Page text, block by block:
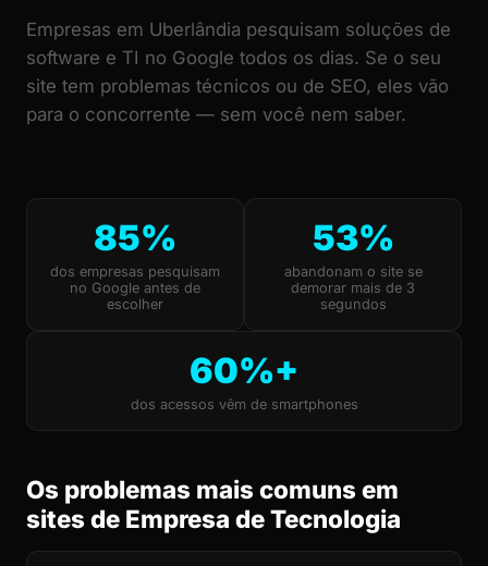
Empresas em Uberlândia pesquisam soluções de
software e TI no Google todos os dias. Se o seu
site tem problemas técnicos ou de SEO, eles vão
para o concorrente — sem você nem saber.
85%
dos empresas pesquisam
no Google antes de
escolher
53%
abandonam o site se
demorar mais de 3
segundos
60%+
dos acessos vêm de smartphones
Os problemas mais comuns em
sites de Empresa de Tecnologia